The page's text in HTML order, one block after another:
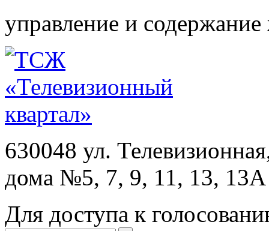
управление и
630048 ул.
дома №5, 7, 9, 11, 13, 13А
Для доступа к